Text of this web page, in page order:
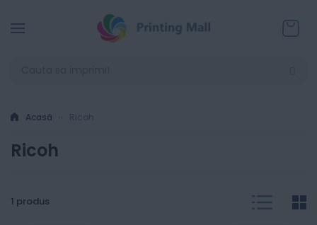
Acasă Ricoh
Ricoh
1 produs List